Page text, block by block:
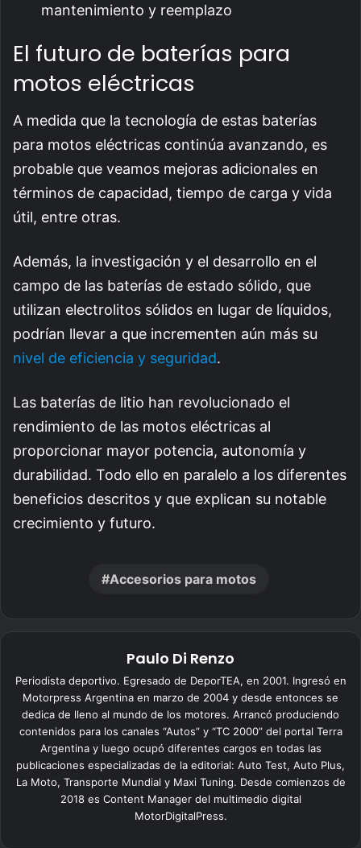
mantenimiento y reemplazo
El futuro de baterías para
motos eléctricas
A medida que la tecnología de estas baterías
para motos eléctricas continúa avanzando, es
probable que veamos mejoras adicionales en
términos de capacidad, tiempo de carga y vida
útil, entre otras.
Además, la investigación y el desarrollo en el
campo de las baterías de estado sólido, que
utilizan electrolitos sólidos en lugar de líquidos,
podrían llevar a que incrementen aún más su
nivel de eficiencia y seguridad.
Las baterías de litio han revolucionado el
rendimiento de las motos eléctricas al
proporcionar mayor potencia, autonomía y
durabilidad. Todo ello en paralelo a los diferentes
beneficios descritos y que explican su notable
crecimiento y futuro.
Accesorios para motos
Paulo Di Renzo
Periodista deportivo. Egresado de DeporTEA, en 2001. Ingresó en
Motorpress Argentina en marzo de 2004 y desde entonces se
dedica de lleno al mundo de los motores. Arrancó produciendo
contenidos para los canales “Autos” y “TC 2000” del portal Terra
Argentina y luego ocupó diferentes cargos en todas las
publicaciones especializadas de la editorial: Auto Test, Auto Plus,
La Moto, Transporte Mundial y Maxi Tuning. Desde comienzos de
2018 es Content Manager del multimedio digital
MotorDigitalPress.